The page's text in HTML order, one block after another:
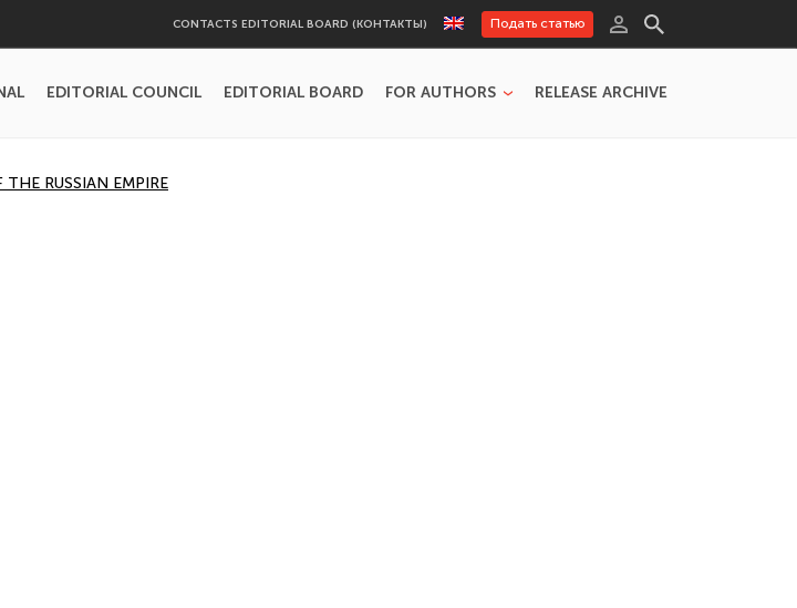
CONTACTS EDITORIAL BOARD (КОНТАКТЫ) Подать статью
EDITORIAL COUNCIL EDITORIAL BOARD FOR AUTHORS RELEASE ARCHIVE
RUSSIAN EMPIRE